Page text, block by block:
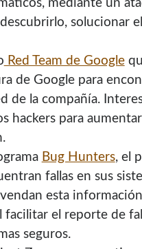
mediante un
solucionar
Red Team de Google
de Google para
de la compañía.
hackers para
Bug Hunters, el
fallas en sus
esta
facilitar el reporte de
seguros.